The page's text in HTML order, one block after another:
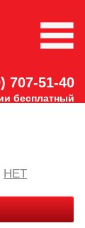
707-51-40
бесплатный
НЕТ